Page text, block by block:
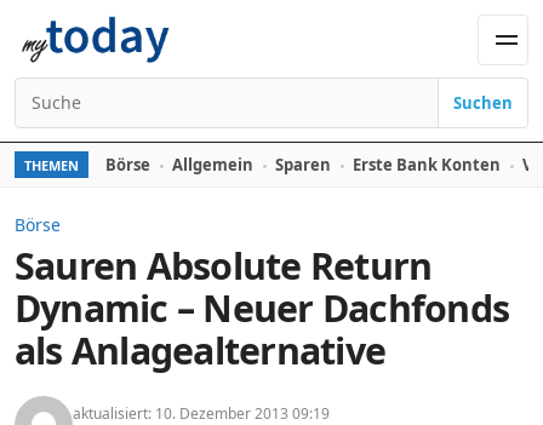
Zum Inhalt springen
Suchen nach:
Suchen
THEMEN Börse Allgemein Sparen Erste Bank Konten
Börse
Sauren Absolute Return
Dynamic – Neuer Dachfonds
als Anlagealternative
aktualisiert: 10. Dezember 2013 09:19